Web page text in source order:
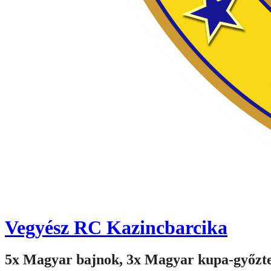
Vegyész RC Kazincbarcika
5x Magyar bajnok, 3x Magyar kupa-